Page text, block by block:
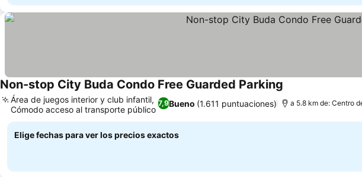
Non-stop City Buda Condo Free Guarded Parking
7,9Bueno (1.611 puntuaciones)
Área de juegos interior y club infantil,
Cómodo acceso al transporte público
a 5.8 km de: Centro
Elige fechas para ver los precios exactos